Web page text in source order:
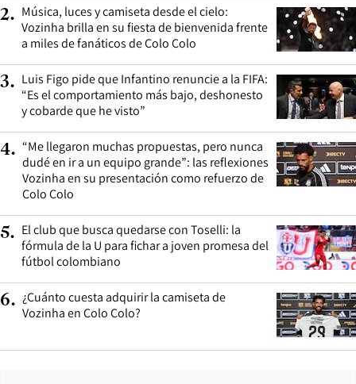
2. Música, luces y camiseta desde el cielo:
Vozinha brilla en su fiesta de bienvenida frente
a miles de fanáticos de Colo Colo
3. Luis Figo pide que Infantino renuncie a la FIFA:
“Es el comportamiento más bajo, deshonesto
y cobarde que he visto”
4. “Me llegaron muchas propuestas, pero nunca
dudé en ir a un equipo grande”: las reflexiones
Vozinha en su presentación como refuerzo de
Colo Colo
5. El club que busca quedarse con Toselli: la
fórmula de la U para fichar a joven promesa del
fútbol colombiano
6. ¿Cuánto cuesta adquirir la camiseta de
Vozinha en Colo Colo?